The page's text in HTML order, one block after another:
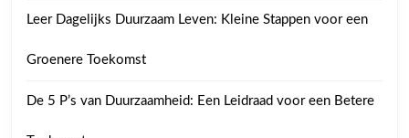
Leer Dagelijks Duurzaam Leven: Kleine Stappen voor een
Groenere Toekomst
De 5 P’s van Duurzaamheid: Een Leidraad voor een Betere